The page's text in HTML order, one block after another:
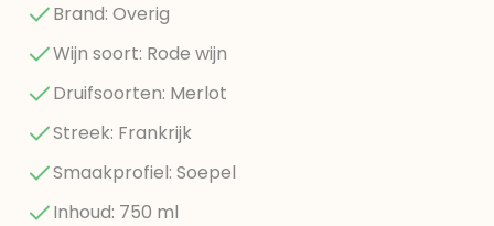
Brand: Overig
Wijn soort: Rode wijn
Druifsoorten: Merlot
Streek: Frankrijk
Smaakprofiel: Soepel
Inhoud: 750 ml